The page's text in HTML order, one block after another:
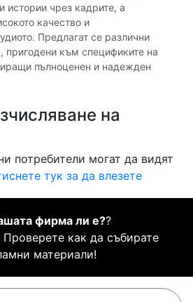
истории чрез кадрите, а
качество и
Предлагат се различни
пригодени към спецификите на
пълноценен и надежден
на
потребители могат да видят
тук за да влезете
фирма ли е??
Проверете как да събирате
материали!